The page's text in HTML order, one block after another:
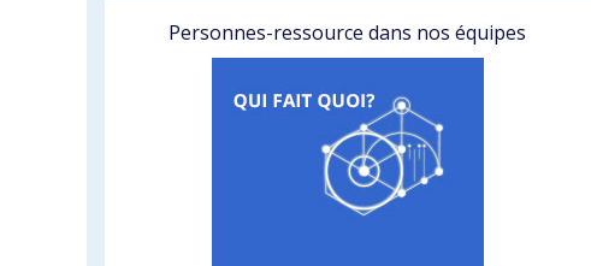
Personnes-ressource dans nos équipes